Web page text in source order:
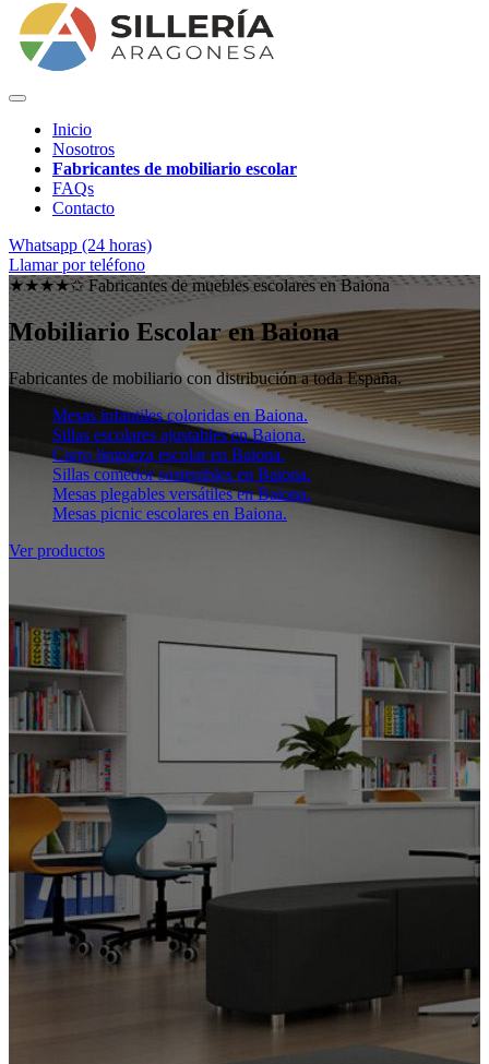
Inicio
Nosotros
Fabricantes de mobiliario escolar
FAQs
Contacto
Whatsapp (24 horas)
Llamar por teléfono
★★★★✩ Fabricantes de muebles escolares enBaiona
Mobiliario Escolar en Baiona
Fabricantes de mobiliario con distribución a toda España.
Mesas infantiles coloridas en Baiona.
Sillas escolares ajustables en Baiona.
Carro limpieza escolar en Baiona.
Sillas comedor sostenibles en Baiona.
Mesas plegables versátiles en Baiona.
Mesas picnic escolares en Baiona.
Ver productos